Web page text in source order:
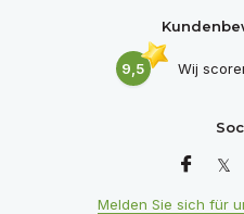
9,5 Wij
Melden Sie sich für